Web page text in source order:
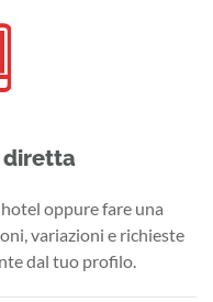
diretta
oppure fare una
variazioni e richieste
dal tuo profilo.